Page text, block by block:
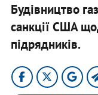
Будівництво
санкції США
підрядників.